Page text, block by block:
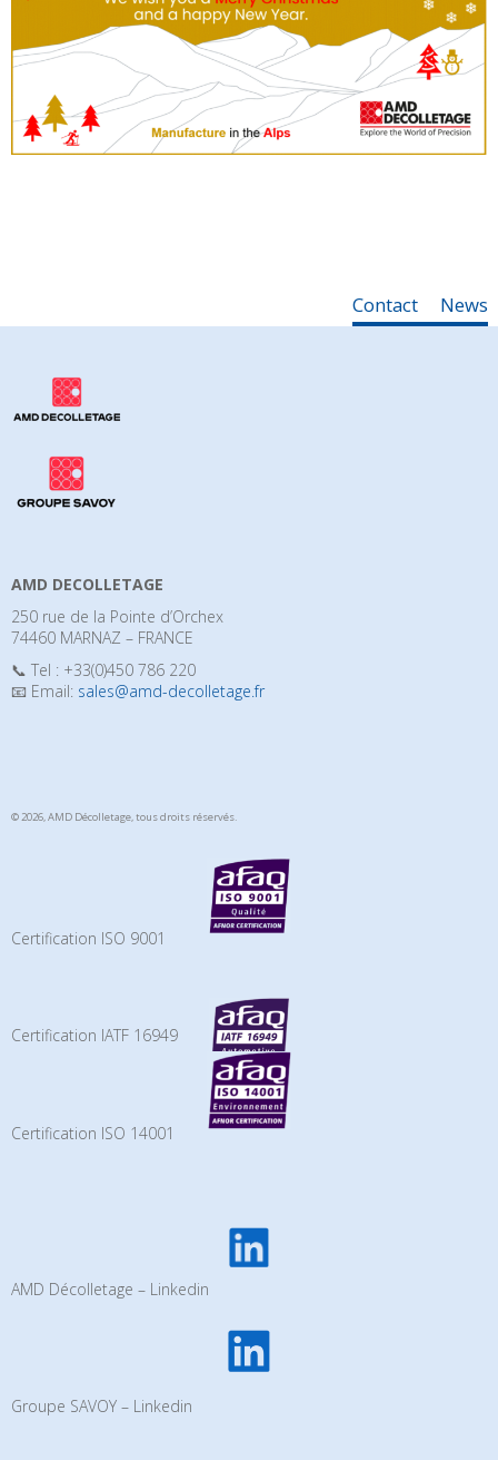
Contact News
AMD DECOLLETAGE
250 rue de la Pointe d’Orchex
74460 MARNAZ – FRANCE
📞 Tel : +33(0)450 786 220
📧 Email: sales@amd-decolletage.fr
© 2026, AMD Décolletage,tous droits réservés.
Certification ISO 9001
Certification IATF 16949
Certification ISO 14001
AMD Décolletage – Linkedin
Groupe SAVOY – Linkedin